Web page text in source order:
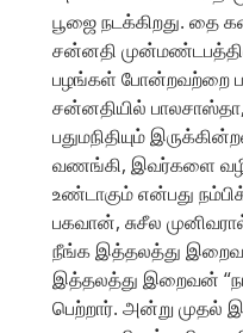
பூஜை நடக்கிறது. தை
சன்னதி
பழங்கள் போன்றவற்றை
சன்னதியில் பாலசாஸ்தா,
பதுமநிதியும்
வணங்கி, இவர்களை
உண்டாகும் என்பது
பகவான், சுசீல
நீங்க இத்தலத்து
இத்தலத்து இறைவன்
பெற்றார். அன்று முதல்